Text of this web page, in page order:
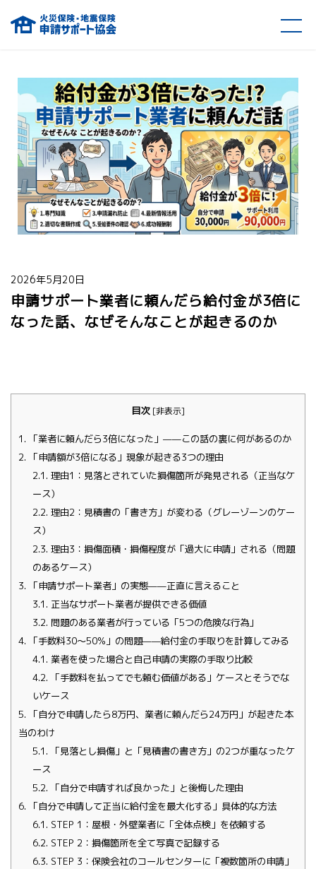
火災保険・地震保険の申請サポート協会
2026年5月20日
申請サポート業者に頼んだら給付金が3倍に
なった話、なぜそんなことが起きるのか
目次 [非表示]
1. 「業者に頼んだら3倍になった」——この話の裏に何があるのか
2. 「申請額が3倍になる」現象が起きる3つの理由
2.1. 理由1：見落とされていた損傷箇所が発見される（正当なケ
ース）
2.2. 理由2：見積書の「書き方」が変わる（グレーゾーンのケー
ス）
2.3. 理由3：損傷面積・損傷程度が「過大に申請」される（問題
のあるケース）
3. 「申請サポート業者」の実態——正直に言えること
3.1. 正当なサポート業者が提供できる価値
3.2. 問題のある業者が行っている「5つの危険な行為」
4. 「手数料30〜50%」の問題——給付金の手取りを計算してみる
4.1. 業者を使った場合と自己申請の実際の手取り比較
4.2. 「手数料を払ってでも頼む価値がある」ケースとそうでな
いケース
5. 「自分で申請したら8万円、業者に頼んだら24万円」が起きた本
当のわけ
5.1. 「見落とし損傷」と「見積書の書き方」の2つが重なったケ
ース
5.2. 「自分で申請すれば良かった」と後悔した理由
6. 「自分で申請して正当に給付金を最大化する」具体的な方法
6.1. STEP 1：屋根・外壁業者に「全体点検」を依頼する
6.2. STEP 2：損傷箇所を全て写真で記録する
6.3. STEP 3：保険会社のコールセンターに「複数箇所の申請」